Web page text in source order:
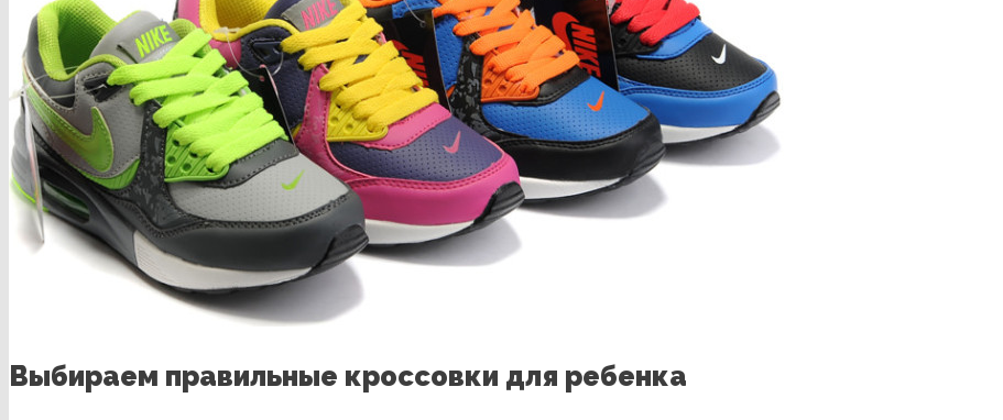
Выбираем правильные кроссовки для ребенка